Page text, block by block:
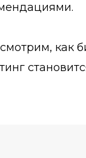
как